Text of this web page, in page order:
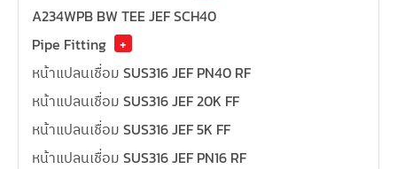
A234WPB BW TEE JEF SCH40
Pipe Fitting
+
หน้าแปลนเชื่อม SUS316 JEF PN40 RF
หน้าแปลนเชื่อม SUS316 JEF 20K FF
หน้าแปลนเชื่อม SUS316 JEF 5K FF
หน้าแปลนเชื่อม SUS316 JEF PN16 RF